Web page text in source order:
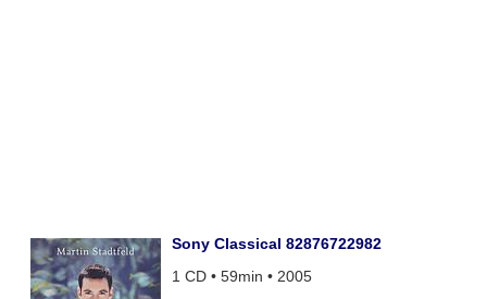
Sony Classical 82876722982
1 CD • 59min • 2005